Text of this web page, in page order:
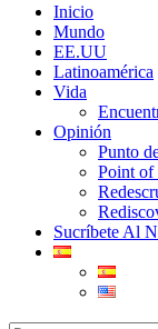
Inicio
Mundo
EE.UU
Latinoamérica
Vida
Opinión
Punto
Point
Sucríbete Al